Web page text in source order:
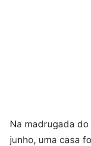
Na madrugada
junho, uma casa